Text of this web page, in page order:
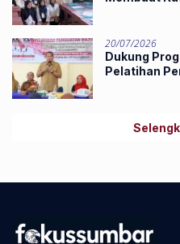
20/07/2026
Dukung
Pelatihan